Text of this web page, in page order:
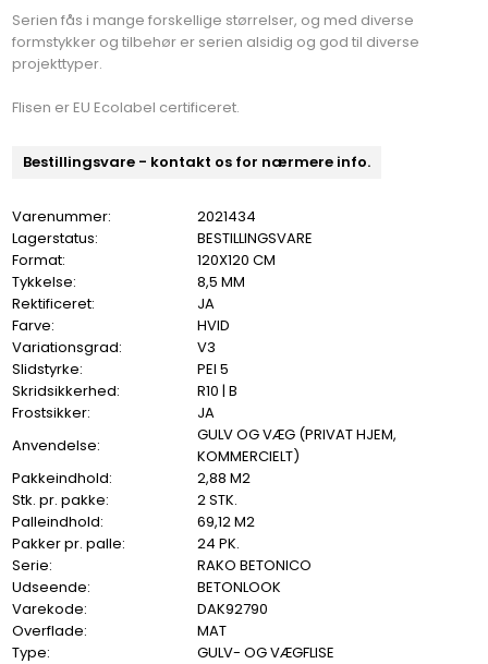
Serien fås i mange forskellige størrelser, og med diverse
formstykker og tilbehør er serien alsidig og god til diverse
projekttyper.
Flisen er EU Ecolabel certificeret.
Bestillingsvare - kontakt os for nærmere info.
Varenummer:
2021434
Lagerstatus:
BESTILLINGSVARE
Format:
120X120 CM
Tykkelse:
8,5 MM
Rektificeret:
JA
Farve:
HVID
Variationsgrad:
V3
Slidstyrke:
PEI 5
Skridsikkerhed:
R10 | B
Frostsikker:
JA
Anvendelse:
GULV OG VÆG (PRIVAT HJEM,
KOMMERCIELT)
Pakkeindhold:
2,88 M2
Stk. pr. pakke:
2 STK.
Palleindhold:
69,12 M2
Pakker pr. palle:
24 PK.
Serie:
RAKO BETONICO
Udseende:
BETONLOOK
Varekode:
DAK92790
Overflade:
MAT
Type:
GULV- OG VÆGFLISE